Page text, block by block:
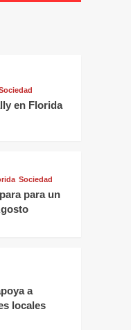
en Florida
Sociedad
para un
a
locales